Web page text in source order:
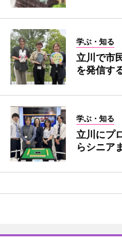
学ぶ・知る
立川で市
を発信す
学ぶ・知る
立川にプ
らシニア